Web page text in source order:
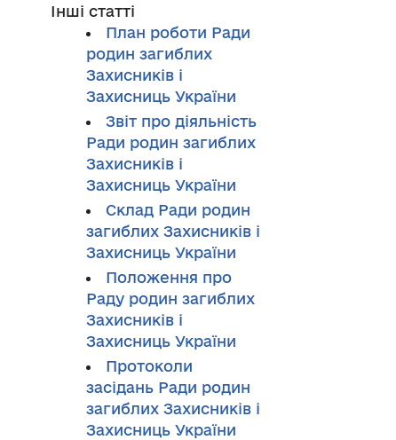
Інші статті
План роботи Ради
родин загиблих
Захисників і
Захисниць України
Звіт про діяльність
Ради родин загиблих
Захисників і
Захисниць України
Склад Ради родин
загиблих Захисників і
Захисниць України
Положення про
Раду родин загиблих
Захисників і
Захисниць України
Протоколи
засідань Ради родин
загиблих Захисників і
Захисниць України